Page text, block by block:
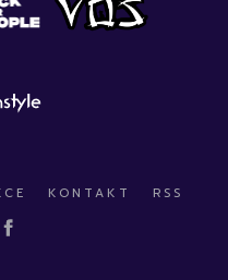
KONTAKT RSS